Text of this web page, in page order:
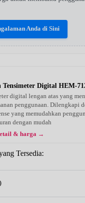
Anda di Sini
Tensimeter Digital HEM-
digital lengan atas yang
penggunaan. Dilengkapi
yang memudahkan
dengan mudah
& harga →
Tersedia: